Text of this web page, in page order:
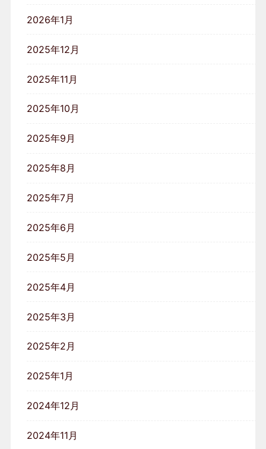
2026年1月
2025年12月
2025年11月
2025年10月
2025年9月
2025年8月
2025年7月
2025年6月
2025年5月
2025年4月
2025年3月
2025年2月
2025年1月
2024年12月
2024年11月